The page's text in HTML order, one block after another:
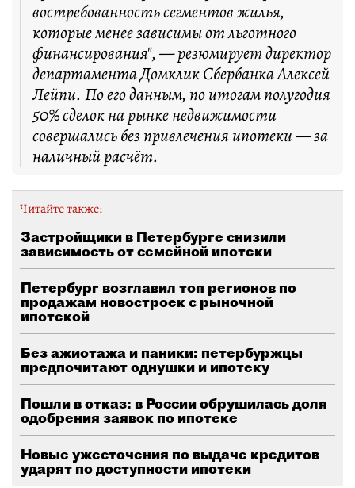
востребованность сегментов жилья,
которые менее зависимы от льготного
финансирования", — резюмирует директор
департамента Домклик Сбербанка Алексей
Лейпи. По его данным, по итогам полугодия
50% сделок на рынке недвижимости
совершались без привлечения ипотеки — за
наличный расчёт.
Читайте также:
Застройщики в Петербурге снизили
зависимость от семейной ипотеки
Петербург возглавил топ регионов по
продажам новостроек с рыночной
ипотекой
Без ажиотажа и паники: петербуржцы
предпочитают однушки и ипотеку
Пошли в отказ: в России обрушилась доля
одобрения заявок по ипотеке
Новые ужесточения по выдаче кредитов
ударят по доступности ипотеки